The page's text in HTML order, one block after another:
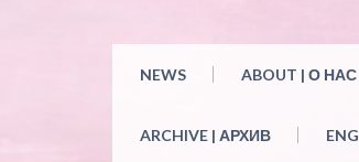
NEWS ABOUT | О НАС
ARCHIVE | АРХИВ ENG